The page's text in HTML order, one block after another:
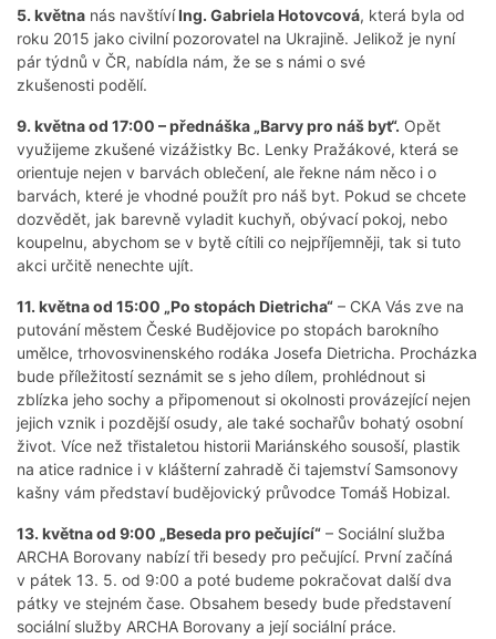
5. května nás navštívíIng. Gabriela Hotovcová, která byla od
roku 2015 jako civilní pozorovatel na Ukrajině. Jelikož je nyní
pár týdnů v ČR, nabídla nám, že se s námi o své
zkušenosti podělí.
9. května od 17:00 – přednáška „Barvy pro náš byt“. Opět
využijeme zkušené vizážistky Bc. Lenky Pražákové, která se
orientuje nejen v barvách oblečení, ale řekne nám něco i o
barvách, které je vhodné použít pro náš byt. Pokud se chcete
dozvědět, jak barevně vyladit kuchyň, obývací pokoj, nebo
koupelnu, abychom se v bytě cítili co nejpříjemněji, tak si tuto
akci určitě nenechte ujít.
11. května od 15:00 „Po stopách Dietricha“ – CKA Vás zve na
putování městem České Budějovice po stopách barokního
umělce, trhovosvinenského rodáka Josefa Dietricha. Procházka
bude příležitostí seznámit se s jeho dílem, prohlédnout si
zblízka jeho sochy a připomenout si okolnosti provázející nejen
jejich vznik i pozdější osudy, ale také sochařův bohatý osobní
život. Více než třistaletou historii Mariánského sousoší, plastik
na atice radnice i v klášterní zahradě či tajemství Samsonovy
kašny vám představí budějovický průvodce Tomáš Hobizal.
13. května od 9:00 „Beseda pro pečující“ – Sociální služba
ARCHA Borovany nabízí tři besedy pro pečující. První začíná
v pátek 13. 5. od 9:00 a poté budeme pokračovat další dva
pátky ve stejném čase. Obsahem besedy bude představení
sociální služby ARCHA Borovany a její sociální práce.